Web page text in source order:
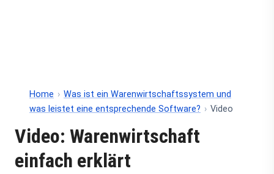
Home › Was ist ein Warenwirtschaftssystem und
was leistet eine entsprechende Software? › Video
Video: Warenwirtschaft
einfach erklärt